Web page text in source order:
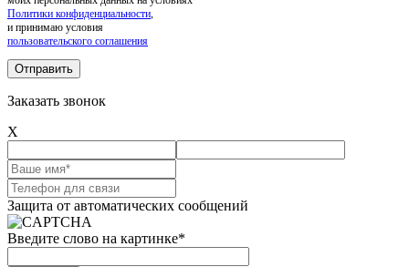
Политики конфиденциальности,
и принимаю условия
пользовательского соглашения
Заказать звонок
X
Защита от автоматических сообщений
Введите слово на картинке*